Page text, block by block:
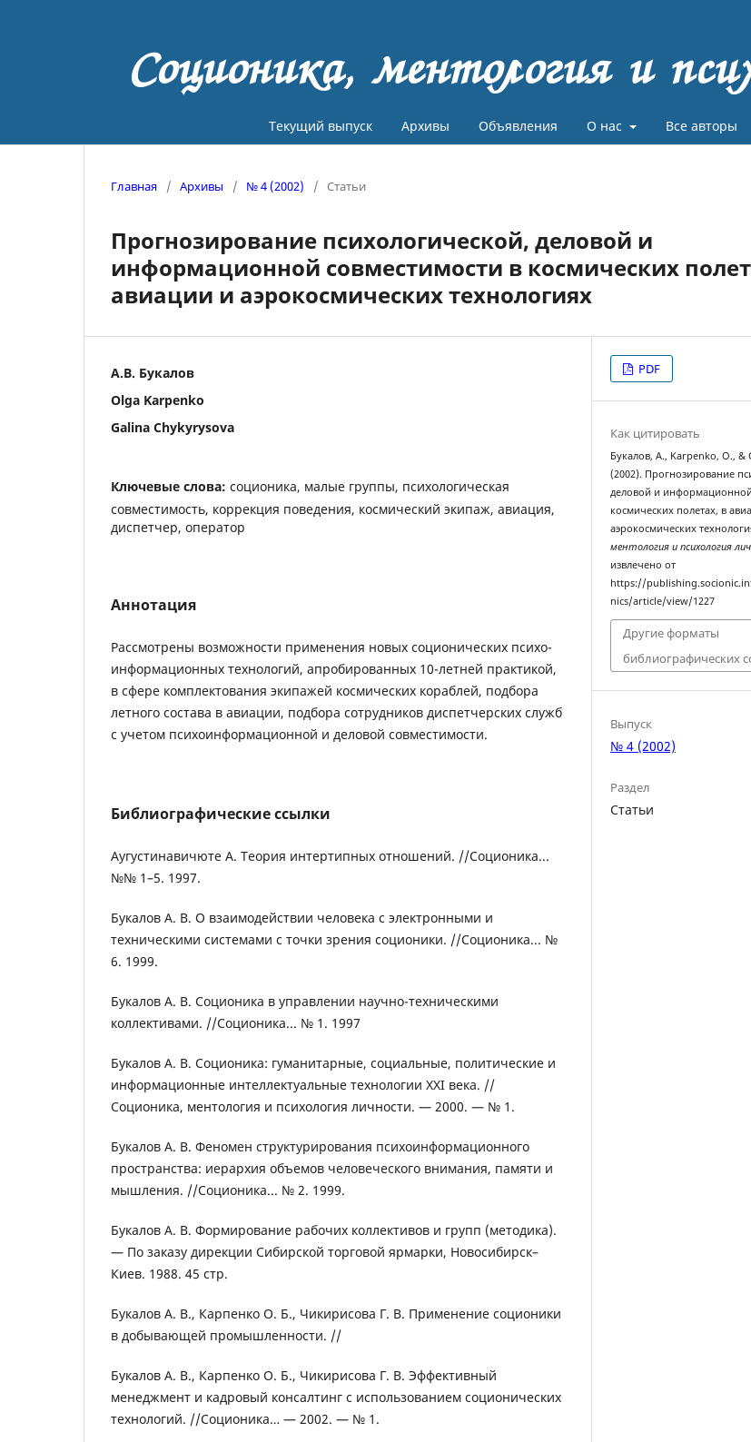
Соционика, ментология и
Текущий выпуск Архивы Объявления О нас Все авторы
Главная / Архивы / № 4 (2002) / Статьи
Прогнозирование психологической, деловой и
информационной совместимости в космических
авиации и аэрокосмических технологиях
А.В. Букалов
Olga Karpenko
Galina Chykyrysova
Ключевые слова: соционика, малые группы, психологическая
совместимость, коррекция поведения, космический экипаж, авиация,
диспетчер, оператор
Аннотация
Рассмотрены возможности применения новых соционических психо­
информационных технологий, апробированных 10-летней практикой,
в сфере комплектования экипажей космических кораблей, подбора
летного состава в авиации, подбора сотрудников диспетчерских служб
с учетом психоинформационной и деловой совместимости.
Библиографические ссылки
Аугустинавичюте А. Теория интертипных отношений. //Соционика...
№№ 1–5. 1997.
Букалов А. В. О взаимодействии человека с электронными и
техническими системами с точки зрения соционики. //Соционика... №
6. 1999.
Букалов А. В. Соционика в управлении научно-техническими
коллективами. //Соционика... № 1. 1997
Букалов А. В. Соционика: гуманитарные, социальные, политические и
информационные интеллектуальные технологии XXI века. //
Соционика, ментология и психология личности. — 2000. — № 1.
Букалов А. В. Феномен структурирования психоинформационного
пространства: иерархия объемов человеческого внимания, памяти и
мышления. //Соционика... № 2. 1999.
Букалов А. В. Формирование рабочих коллективов и групп (методика).
— По заказу дирекции Сибирской торговой ярмарки, Новосибирск–
Киев. 1988. 45 стр.
Букалов А. В., Карпенко О. Б., Чикирисова Г. В. Применение соционики
в добывающей промышленности. //
Букалов А. В., Карпенко О. Б., Чикирисова Г. В. Эффективный
менеджмент и кадровый консалтинг с использованием соционических
технологий. //Соционика… — 2002. — № 1.
PDF
Как цитировать
Букалов, А., Karpenko, O., &
(2002). Прогнозирование
деловой и
космических полетах, в
аэрокосмических
ментология и психология
извлечено от
https://
nics/article/view/1227
Другие форматы
библиографических
Выпуск
№ 4 (2002)
Раздел
Статьи